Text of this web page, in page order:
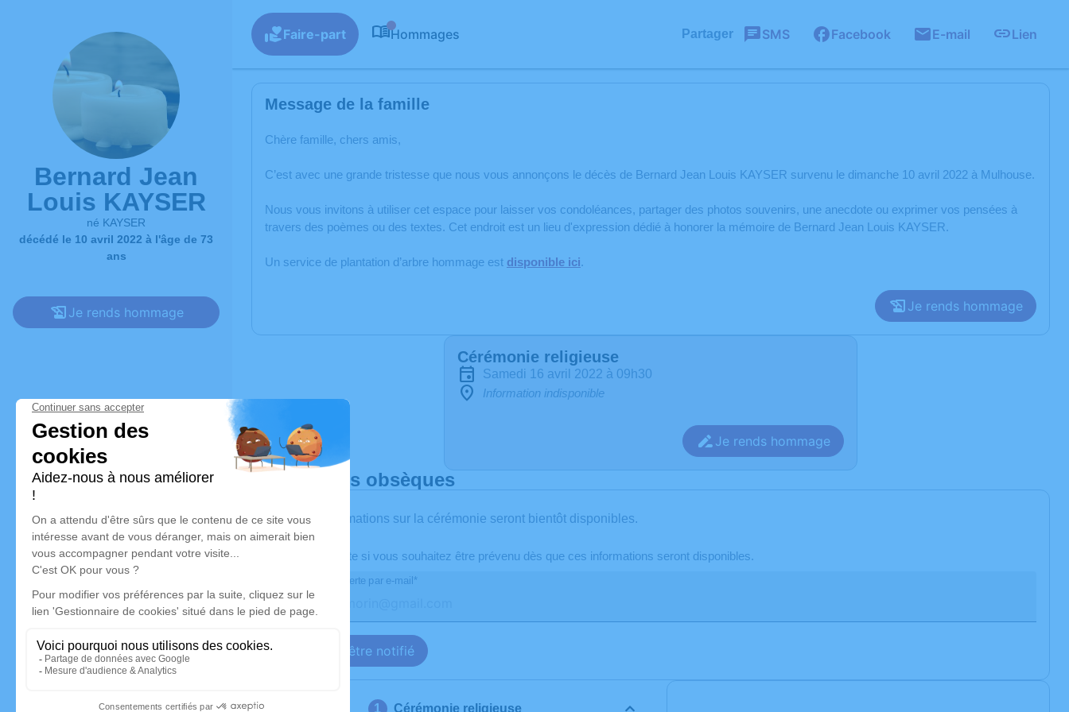
Bernard Jean
Louis KAYSER
né KAYSER
décédé le 10 avril 2022 à l'âge de 73
ans
Je rends hommage
Faire-part Hommages Partager SMS Facebook E-mail Lien
Message de la famille
Chère famille, chers amis,
C’est avec une grande tristesse que nous vous annonçons le décès de Bernard Jean Louis KAYSER survenu le dimanche 10 avril 2022 à Mulhouse.
Nous vous invitons à utiliser cet espace pour laisser vos condoléances, partager des photos souvenirs, une anecdote ou exprimer vos pensées à
travers des poèmes ou des textes. Cet endroit est un lieu d'expression dédié à honorer la mémoire de Bernard Jean Louis KAYSER.
Un service de plantation d’arbre hommage est disponible ici.
Je rends hommage
Cérémonie religieuse
samedi 16 avril 2022 à 09h30
Information indisponible
Je rends hommage
Déroulé des obsèques
Les informations sur la cérémonie seront bientôt disponibles.
Activez une alerte si vous souhaitez être prévenu dès que ces informations seront disponibles.
Recevoir une alerte par e-mail*
Je veux être notifié
Cérémonie religieuse